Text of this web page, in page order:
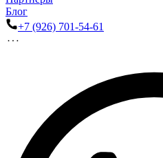
Блог
+7 (926) 701-54-61